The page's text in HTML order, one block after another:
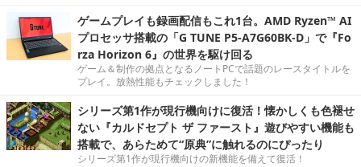
ゲームプレイも録画配信もこれ1台。AMD Ryzen™ AI
プロセッサ搭載の「G TUNE P5-A7G60BK-D」で『Fo
rza Horizon 6』の世界を駆け回る
ゲーム＆制作の拠点となるノートPCで話題のレースタイトルを
プレイ。放熱性能もチェックしました！
シリーズ第1作が現行機向けに復活！懐かしくも色褪せ
ない『カルドセプト ザ ファースト』遊びやすい機能も
搭載で、あらためて“原典”に触れるのにぴったり
シリーズ第1作が現行機向けの新機能を備えて復活！